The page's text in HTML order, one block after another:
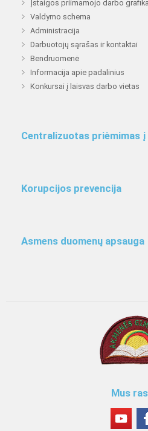
Įstaigos priimamojo darbo
Valdymo schema
Administracija
Darbuotojų sąrašas ir kontaktai
Bendruomenė
Informacija apie padalinius
Konkursai į laisvas darbo vietas
Centralizuotas priėmimas
Korupcijos prevencija
Asmens duomenų apsauga
Mus